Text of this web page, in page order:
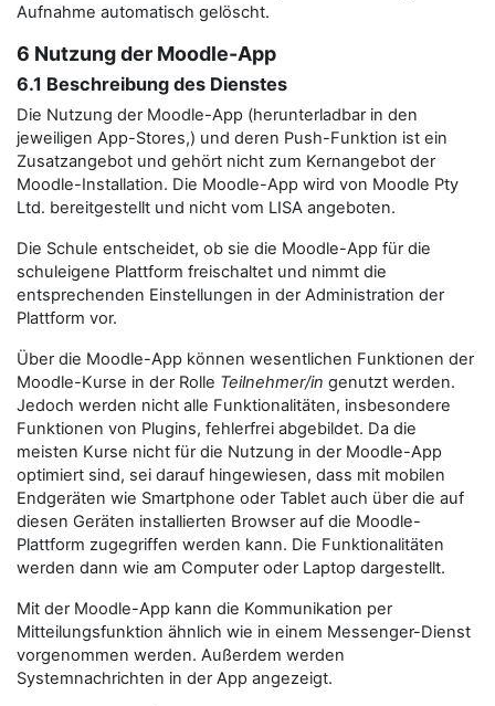
Aufnahme automatisch gelöscht.
6 Nutzung der Moodle-App
6.1 Beschreibung des Dienstes
Die Nutzung der Moodle-App (herunterladbar in den
jeweiligen App-Stores,) und deren Push-Funktion ist ein
Zusatzangebot und gehört nicht zum Kernangebot der
Moodle-Installation. Die Moodle-App wird von Moodle Pty
Ltd. bereitgestellt und nicht vom LISA angeboten.
Die Schule entscheidet, ob sie die Moodle-App für die
schuleigene Plattform freischaltet und nimmt die
entsprechenden Einstellungen in der Administration der
Plattform vor.
Über die Moodle-App können wesentlichen Funktionen der
Moodle-Kurse in der Rolle Teilnehmer/in genutzt werden.
Jedoch werden nicht alle Funktionalitäten, insbesondere
Funktionen von Plugins, fehlerfrei abgebildet. Da die
meisten Kurse nicht für die Nutzung in der Moodle-App
optimiert sind, sei darauf hingewiesen, dass mit mobilen
Endgeräten wie Smartphone oder Tablet auch über die auf
diesen Geräten installierten Browser auf die Moodle-
Plattform zugegriffen werden kann. Die Funktionalitäten
werden dann wie am Computer oder Laptop dargestellt.
Mit der Moodle-App kann die Kommunikation per
Mitteilungsfunktion ähnlich wie in einem Messenger-Dienst
vorgenommen werden. Außerdem werden
Systemnachrichten in der App angezeigt.